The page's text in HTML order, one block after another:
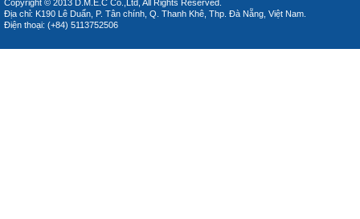
Copyright © 2013 D.M.E.C Co.,Ltd, All Rights Reserved.
Địa chỉ: K190 Lê Duẩn, P. Tân chính, Q. Thanh Khê, Thp. Đà Nẵng, Việt Nam.
Điện thoại: (+84) 5113752506